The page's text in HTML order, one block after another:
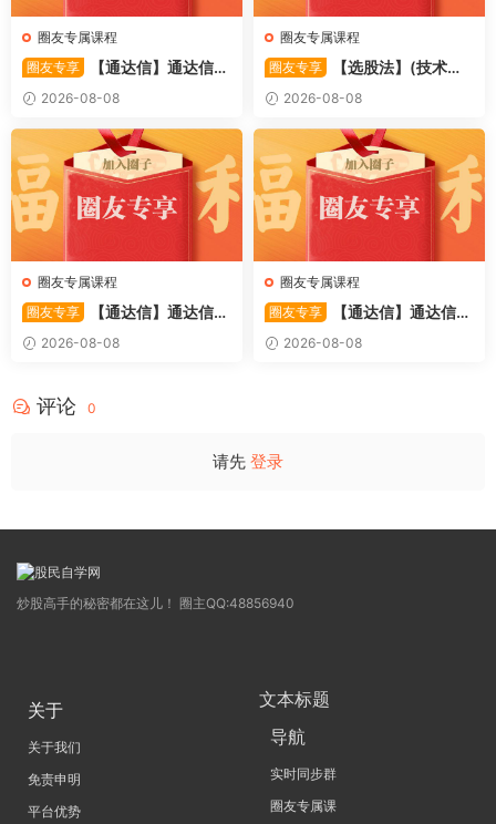
圈友专属课程
圈友专享
【通达信】通达信
〖萧啸双通道〗主图指标 研判
股价运行通道、捕捉短线买卖
时机 源码
2026-08-08
圈友专属课程
圈友专享
【选股法】(技术篇)
强势个股选股法操作理念、策
略与工具（上下）视频课程 共
2个视频
2026-08-08
圈友专属课程
圈友专享
【通达信】通达信
〖极致主力〗主副图/选股 放
量不算突破，站上压力才算！
2026-08-08
圈友专属课程
圈友专享
【通达信】通达信
〖超强MACD〗副图指标 斐波
那契+三重共振，捕捉买卖
2026-08-08
评论 0
请先 登录
炒股高手的秘密都在这儿！ 圈主QQ:48856940
关于
关于我们
免责申明
平台优势
文本标题
导航
实时同步群
圈友专属课